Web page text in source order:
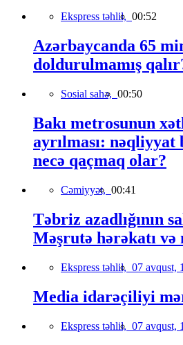
Ekspress təhlil, 00:52
Azərbaycanda 65
doldurulmamış
Sosial sahə, 00:50
Bakı metrosunun
ayrılması: nəqliyyat
necə qaçmaq olar?
Cəmiyyət, 00:41
Təbriz azadlığının
Məşrutə hərəkatı
Ekspress təhlil, 07 avqust,
Media idarəçiliyi
Ekspress təhlil, 07 avqust,